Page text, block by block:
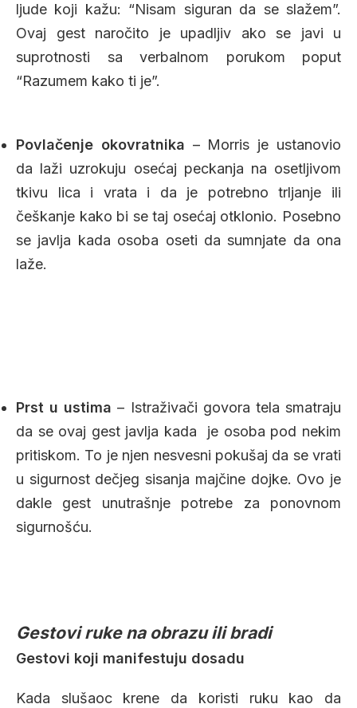
ljude koji kažu: “Nisam siguran da se slažem”.
Ovaj gest naročito je upadljiv ako se javi u
suprotnosti sa verbalnom porukom poput
“Razumem kako ti je”.
Povlačenje okovratnika – Morris je ustanovio
da laži uzrokuju osećaj peckanja na osetljivom
tkivu lica i vrata i da je potrebno trljanje ili
češkanje kako bi se taj osećaj otklonio. Posebno
se javlja kada osoba oseti da sumnjate da ona
laže.
Prst u ustima – Istraživači govora tela smatraju
da se ovaj gest javlja kada je osoba pod nekim
pritiskom. To je njen nesvesni pokušaj da se vrati
u sigurnost dečjeg sisanja majčine dojke. Ovo je
dakle gest unutrašnje potrebe za ponovnom
sigurnošću.
Gestovi ruke na obrazu ili bradi
Gestovi koji manifestuju dosadu
Kada slušaoc krene da koristi ruku kao da